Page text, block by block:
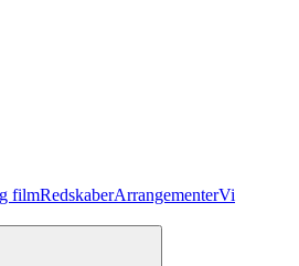
filmRedskaberArrangementerVi